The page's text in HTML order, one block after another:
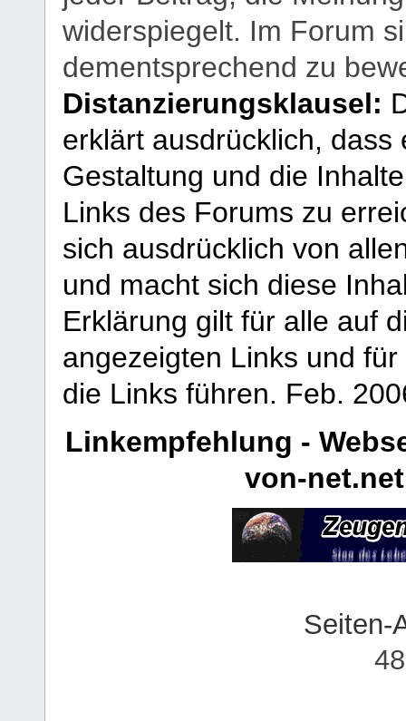
widerspiegelt. Im Forum
dementsprechend zu
Distanzierungsklausel:
erklärt ausdrücklich,
Gestaltung und die
Links des Forums zu
sich ausdrücklich von
und macht sich diese
Erklärung gilt für alle auf
angezeigten Links und
die Links führen. Feb.
Linkempfehlung -
von-net.net
Seiten-